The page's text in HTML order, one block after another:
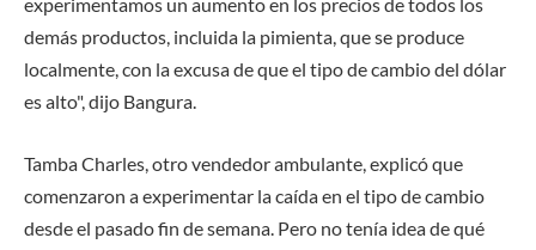
demás productos, incluida la pimienta, que se produce
localmente, con la excusa de que el tipo de cambio del dólar
es alto", dijo Bangura.
Tamba Charles, otro vendedor ambulante, explicó que
comenzaron a experimentar la caída en el tipo de cambio
desde el pasado fin de semana. Pero no tenía idea de qué